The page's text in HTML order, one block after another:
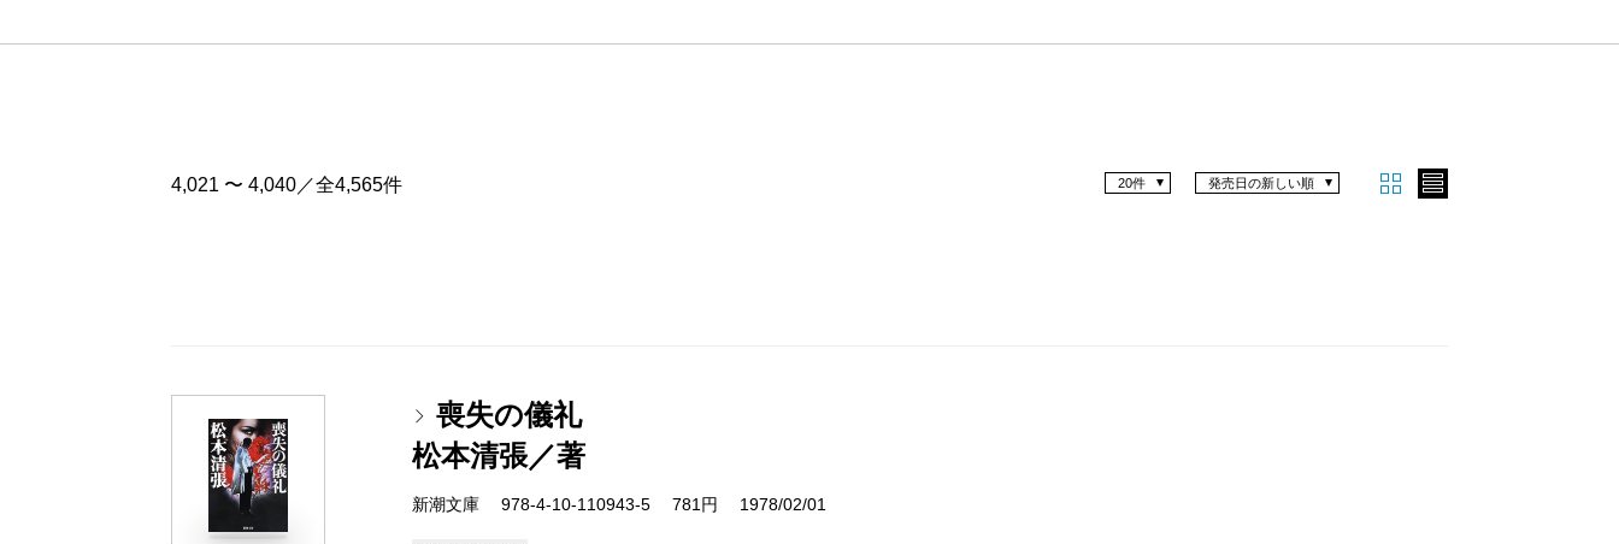
4,021 〜 4,040／全4,565件 発売日の新しい順
20件
喪失の儀礼
松本清張／著
新潮文庫 978-4-10-110943-5 781円 1978/02/01